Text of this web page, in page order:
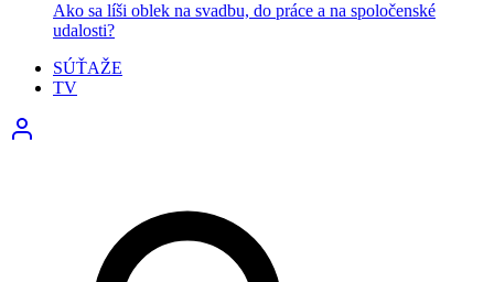
Ako sa líši oblek na svadbu, do práce a na spoločenské
udalosti?
SÚŤAŽE
TV